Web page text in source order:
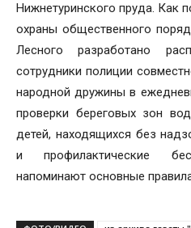
Нижнетуринского пруда. Как
охраны общественного
Лесного разработано
сотрудники полиции
народной дружины в
проверки береговых зон
детей, находящихся без
и профилактические
напоминают основные